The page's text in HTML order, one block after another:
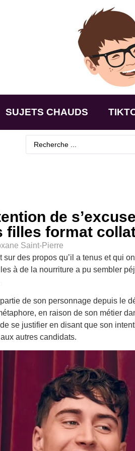
SUJETS CHAUDS
de
filles format
Saint-Pierre
des propos qu’il a tenus et qui
à de la nourriture a pu sembler
de son personnage depuis le
en raison de son métier
se justifier en disant que son
autres candidats.